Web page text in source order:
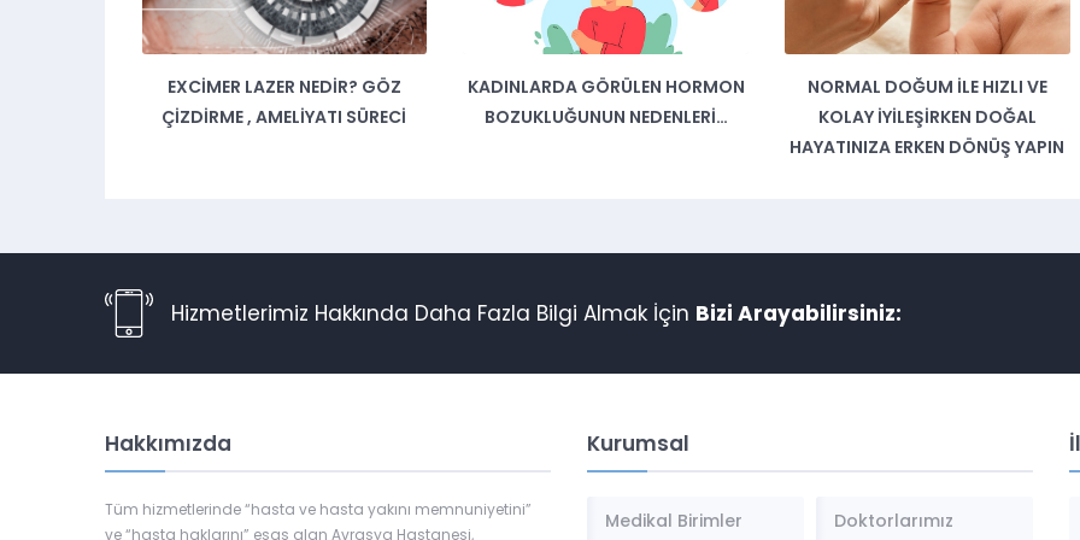
EXCIMER LAZER NEDIR? GÖZ
ÇIZDIRME , AMELIYATI SÜRECI
KADINLARDA GÖRÜLEN HORMON
BOZUKLUĞUNUN NEDENLERI…
NORMAL DOĞUM İLE HIZLI VE
KOLAY İYILEŞIRKEN DOĞAL
HAYATINIZA ERKEN DÖNÜŞ YAPIN
Hizmetlerimiz Hakkında Daha Fazla Bilgi Almak İçin Bizi Arayabilirsiniz:
Hakkımızda
Tüm hizmetlerinde “hasta ve hasta yakını memnuniyetini”
ve “hasta haklarını” esas alan Avrasya Hastanesi,
Kurumsal
Medikal Birimler Doktorlarımız